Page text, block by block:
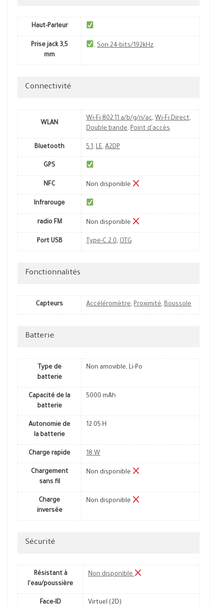
Haut-Parleur
Prise jack 3,5
mm
,Son 24-bits/192kHz
Connectivité
WLAN
Wi-Fi 802.11 a/b/g/n/ac, Wi-Fi Direct,
Double bande, Point d'accès
Bluetooth 5.1, LE, A2DP
GPS
NFC Non disponible
Infrarouge
radio FM Non disponible
Port USB Type-C 2.0, OTG
Fonctionnalités
Capteurs Accéléromètre, Proximité, Boussole
Batterie
Type de
batterie
Non amovible, Li-Po
Capacité de la
batterie
5000 mAh
Autonomie de
la batterie
12.05 H
Charge rapide 18 W
Chargement
sans fil
Non disponible
Charge
inversée
Non disponible
Sécurité
Résistant à
l'eau/poussière
Non disponible
Face-ID Virtuel (2D)